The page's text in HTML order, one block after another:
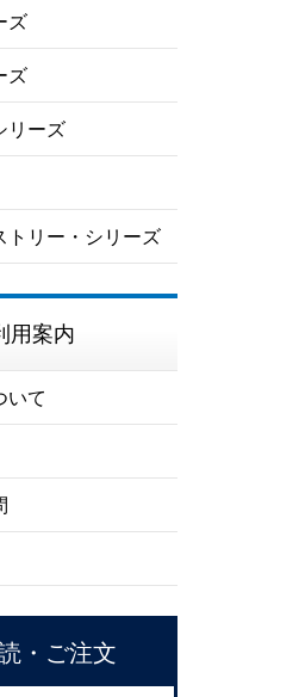
ズ
ズ
リーズ
トリー・シリーズ
用案内
いて
・ご注文